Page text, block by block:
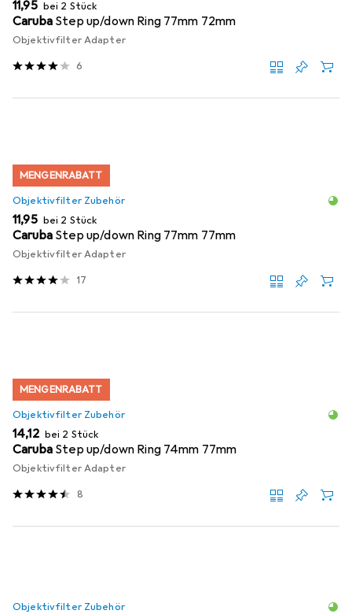
EUR
11,95 bei 2 Stück
Caruba Step up/down Ring 77mm 72mm
Objektivfilter Adapter
6
MENGENRABATT
Objektivfilter Zubehör
EUR
11,95 bei 2 Stück
Caruba Step up/down Ring 77mm 77mm
Objektivfilter Adapter
17
MENGENRABATT
Objektivfilter Zubehör
EUR
14,12 bei 2 Stück
Caruba Step up/down Ring 74mm 77mm
Objektivfilter Adapter
8
Objektivfilter Zubehör